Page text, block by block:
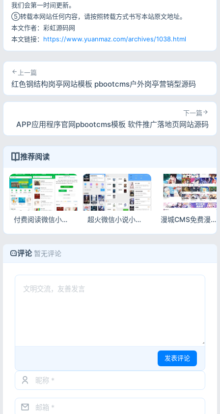
我们会第一时间更新。
⑤转载本网站任何内容，请按照转载方式书写本站原文地址。
本文作者：彩虹源码网
本文链接： https://www.yuanmaz.com/archives/1038.html
上一篇
红色钢结构岗亭网站模板 pbootcms户外岗亭营销型源码
下一篇
APP应用程序官网pbootcms模板 软件推广落地页网站源码
推荐阅读
付费阅读微信小程序源码V1.8.2 小程序+公众号双版本 超火微信小说小程序源码 自带采集带安装教程 漫城CMS免费漫画小说系统 开源全功能阅读建站源码
评论 暂无评论
发表评论